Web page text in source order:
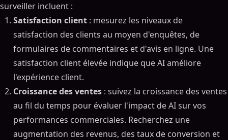
surveiller incluent :
Satisfaction client : mesurez les niveaux de
satisfaction des clients au moyen d'enquêtes, de
formulaires de commentaires et d'avis en ligne. Une
satisfaction client élevée indique que AI améliore
l'expérience client.
Croissance des ventes : suivez la croissance des ventes
au fil du temps pour évaluer l'impact de AI sur vos
performances commerciales. Recherchez une
augmentation des revenus, des taux de conversion et